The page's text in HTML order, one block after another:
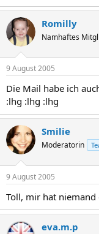
Romilly
Namhaftes
9 August 2005
Die Mail habe ich
:lhg :lhg :lhg
Smilie
Moderatorin
9 August 2005
Toll, mir hat
eva.m.p